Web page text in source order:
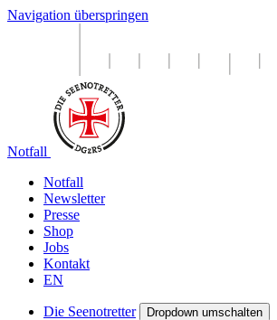
Navigation überspringen
Notfall
Notfall
Newsletter
Presse
Shop
Jobs
Kontakt
EN
Die Seenotretter Dropdown umschalten